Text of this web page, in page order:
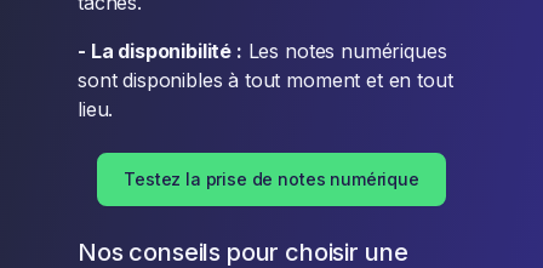
- La disponibilité : Les notes numériques
sont disponibles à tout moment et en tout
lieu.
Testez la prise de notes numérique
Nos conseils pour choisir une